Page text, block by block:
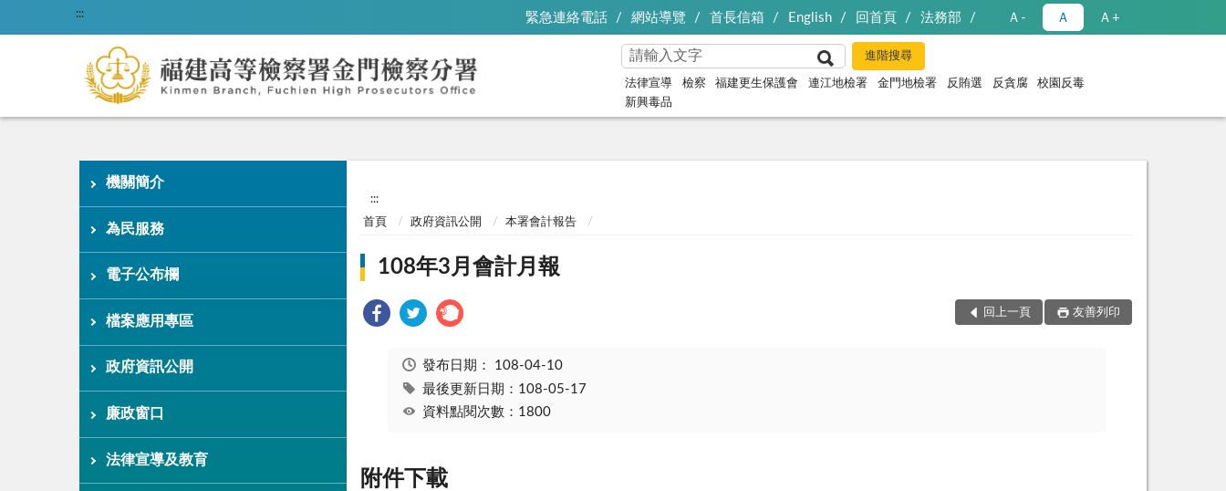
::: 緊急連絡電話 網站導覽 首長信箱 English 回首頁 法務部 Ａ- Ａ Ａ+
法律宣導 檢察 福建更生保護會 連江地檢署 金門地檢署 反賄選 反貪腐
校園反毒
新興毒品
機關簡介
為民服務
電子公布欄
檔案應用專區
政府資訊公開
廉政窗口
法律宣導及教育
:::
首頁 政府資訊公開 本署會計報告
108年3月會計月報
回上一頁 友善列印
發布日期： 108-04-10
最後更新日期：108-05-17
資料點閱次數：1800
附件下載